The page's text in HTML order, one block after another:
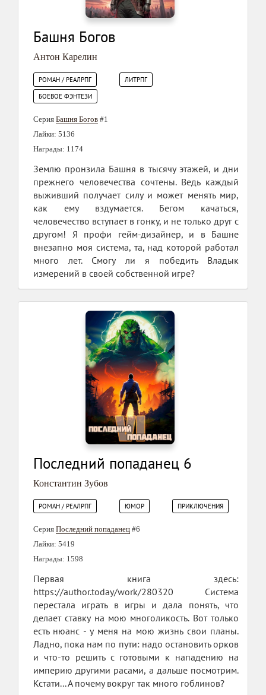
Башня Богов
Антон Карелин
РОМАН / РЕАЛРПГ
ЛИТРПГ
БОЕВОЕ ФЭНТЕЗИ
Серия Башня Богов #1
Лайки: 5136
Награды: 1174
Землю пронзила Башня в тысячу этажей, и дни
прежнего человечества сочтены. Ведь каждый
выживший получает силу и может менять мир,
как ему вздумается. Бегом качаться,
человечество вступает в гонку, и не только друг с
другом! Я профи гейм-дизайнер, и в Башне
внезапно моя система, та, над которой работал
много лет. Смогу ли я победить Владык
измерений в своей собственной игре?
Последний попаданец 6
Константин Зубов
РОМАН / РЕАЛРПГ ЮМОР ПРИКЛЮЧЕНИЯ
Серия Последний попаданец #6
Лайки: 5419
Награды: 1598
Первая книга здесь:
https://author.today/work/280320 Система
перестала играть в игры и дала понять, что
делает ставку на мою многоликость. Вот только
есть нюанс - у меня на мою жизнь свои планы.
Ладно, пока нам по пути: надо остановить орков
и что-то решить с готовыми к нападению на
империю другими расами, а дальше посмотрим.
Кстати... А почему вокруг так много гоблинов?